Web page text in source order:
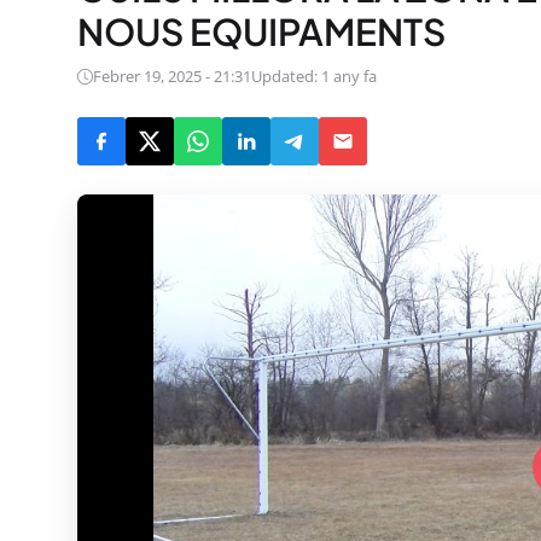
NOUS EQUIPAMENTS
Febrer 19, 2025 - 21:31Updated: 1 any fa